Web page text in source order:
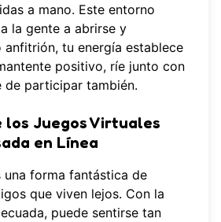
a mano. Este entorno
la gente a abrirse y
tu energía establece
positivo, ríe junto con
de participar también.
los Juegos Virtuales
en Línea
una forma fantástica de
que viven lejos. Con la
puede sentirse tan